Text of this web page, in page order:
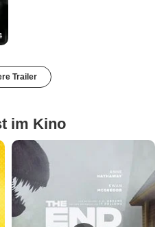
Trailer
im Kino